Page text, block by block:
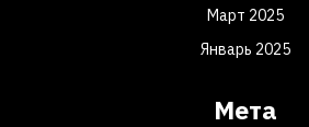
Март 2025
Январь 2025
Мета